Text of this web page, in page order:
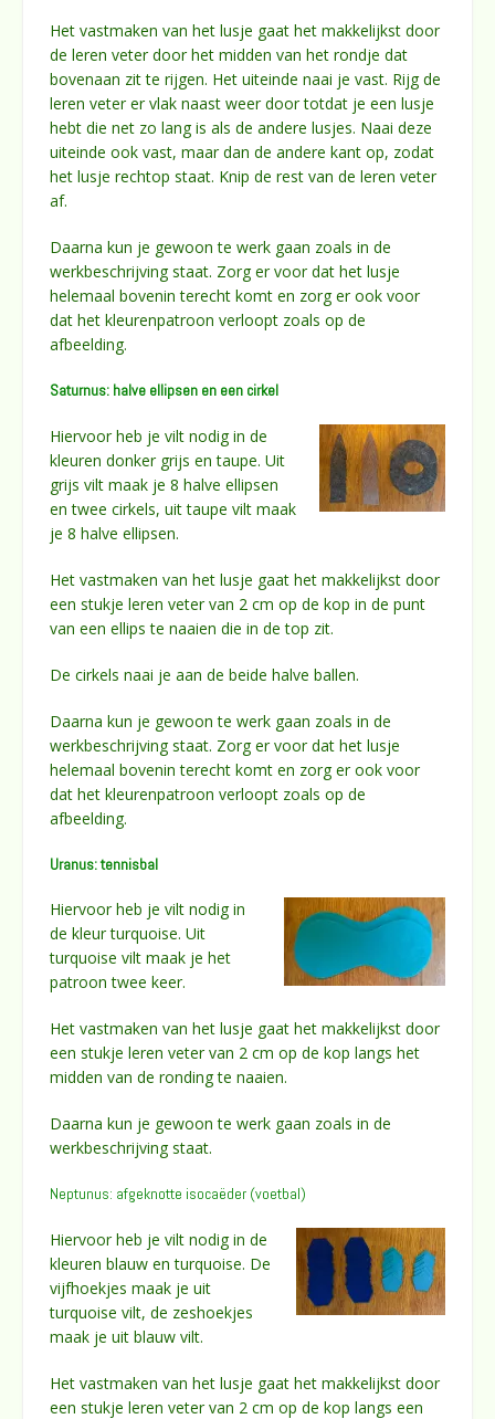
Het vastmaken van het lusje gaat het makkelijkst door
de leren veter door het midden van het rondje dat
bovenaan zit te rijgen. Het uiteinde naai je vast. Rijg de
leren veter er vlak naast weer door totdat je een lusje
hebt die net zo lang is als de andere lusjes. Naai deze
uiteinde ook vast, maar dan de andere kant op, zodat
het lusje rechtop staat. Knip de rest van de leren veter
af.
Daarna kun je gewoon te werk gaan zoals in de
werkbeschrijving staat. Zorg er voor dat het lusje
helemaal bovenin terecht komt en zorg er ook voor
dat het kleurenpatroon verloopt zoals op de
afbeelding.
Saturnus: halve ellipsen en een cirkel
Hiervoor heb je vilt nodig in de
kleuren donker grijs en taupe. Uit
grijs vilt maak je 8 halve ellipsen
en twee cirkels, uit taupe vilt maak
je 8 halve ellipsen.
Het vastmaken van het lusje gaat het makkelijkst door
een stukje leren veter van 2 cm op de kop in de punt
van een ellips te naaien die in de top zit.
De cirkels naai je aan de beide halve ballen.
Daarna kun je gewoon te werk gaan zoals in de
werkbeschrijving staat. Zorg er voor dat het lusje
helemaal bovenin terecht komt en zorg er ook voor
dat het kleurenpatroon verloopt zoals op de
afbeelding.
Uranus: tennisbal
Hiervoor heb je vilt nodig in
de kleur turquoise. Uit
turquoise vilt maak je het
patroon twee keer.
Het vastmaken van het lusje gaat het makkelijkst door
een stukje leren veter van 2 cm op de kop langs het
midden van de ronding te naaien.
Daarna kun je gewoon te werk gaan zoals in de
werkbeschrijving staat.
Neptunus: afgeknotte isocaëder (voetbal)
Hiervoor heb je vilt nodig in de
kleuren blauw en turquoise. De
vijfhoekjes maak je uit
turquoise vilt, de zeshoekjes
maak je uit blauw vilt.
Het vastmaken van het lusje gaat het makkelijkst door
een stukje leren veter van 2 cm op de kop langs een